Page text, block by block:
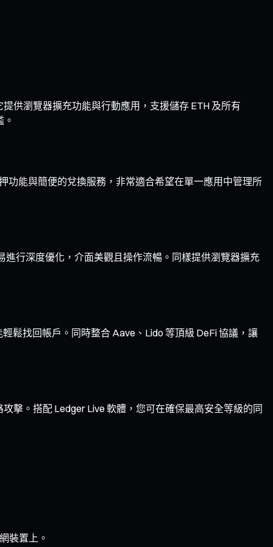
供瀏覽器擴充功能與行動應用，支援儲存 ETH 及所有
功能與簡便的兌換服務，非常適合希望在單一應用中管理所
進行深度優化，介面美觀且操作流暢。同樣提供瀏覽器擴充
鬆找回帳戶。同時整合 Aave、Lido 等頂級 DeFi 協議，讓
擊。搭配 Ledger Live 軟體，您可在確保最高安全等級的同
裝置上。